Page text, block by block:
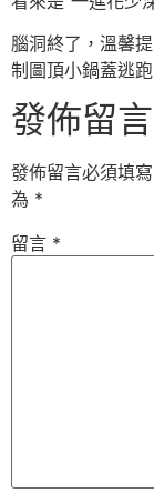
腦洞終了，溫馨
制圖頂小鍋蓋逃
發佈留言
發佈留言必須填
為 *
留言 *